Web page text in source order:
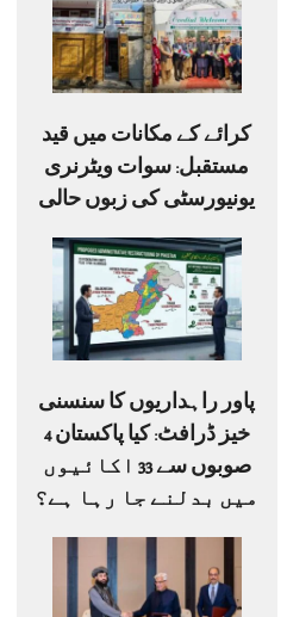
کرائے کے مکانات میں قید
مستقبل: سوات ویٹرنری
یونیورسٹی کی زبوں حالی
پاور راہداریوں کا سنسنی
خیز ڈرافٹ: کیا پاکستان 4
صوبوں سے 33 اکائیوں
میں بدلنے جا رہا ہے؟